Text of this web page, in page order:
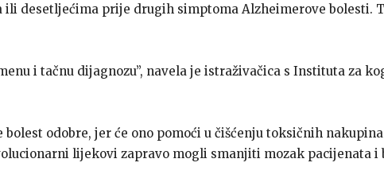
desetljećima prije drugih simptoma Alzheimerove bolesti.
i tačnu dijagnozu”, navela je istraživačica s Instituta za
odobre, jer će ono pomoći u čišćenju toksičnih
lijekovi zapravo mogli smanjiti mozak pacijenata i